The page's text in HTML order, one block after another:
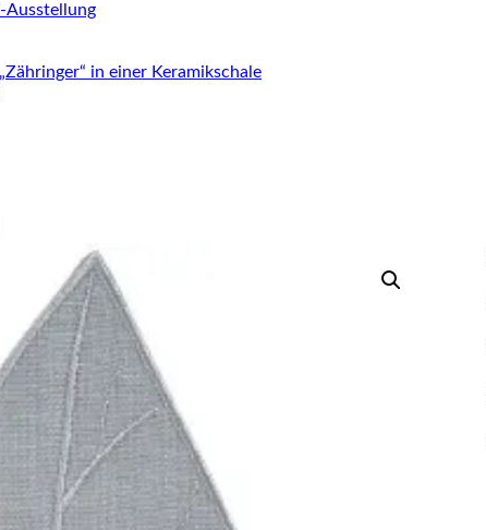
Ausstellung
in einer Keramikschale